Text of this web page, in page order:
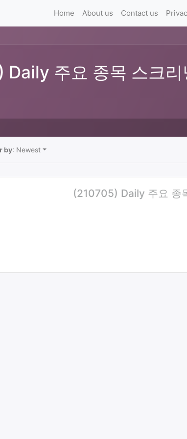
Home About us Contact us
Daily 주요 종목 스크
by: Newest
(210705) Daily 주요 종